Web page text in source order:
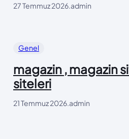
27 Temmuz 2026 admin
Genel
magazin , magazin
siteleri
21 Temmuz 2026 admin